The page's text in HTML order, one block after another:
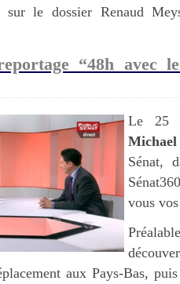
le dossier Renaud
“48h avec
Le 25
Michael
Sénat,
vous
aux Pays-Bas,